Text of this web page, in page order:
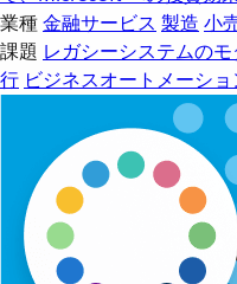
業種金融サービス 製造 小
課題 レガシーシステムの
行 ビジネスオートメーショ